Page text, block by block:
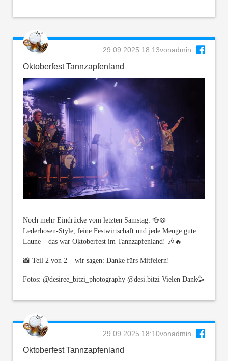
29.09.2025 18:13vonadmin
Oktoberfest Tannzapfenland
Noch mehr Eindrücke vom letzten Samstag: 🍻🥨
Lederhosen-Style, feine Festwirtschaft und jede Menge gute
Laune – das war Oktoberfest im Tannzapfenland! 🎶🔥
📸 Teil 2 von 2 – wir sagen: Danke fürs Mitfeiern!
Fotos: @desiree_bitzi_photography @desi.bitzi Vielen Dank🥳
29.09.2025 18:10vonadmin
Oktoberfest Tannzapfenland